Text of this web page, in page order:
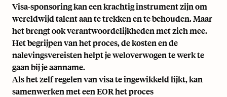
Visa-sponsoring kan een krachtig instrument zijn om
wereldwijd talent aan te trekken en te behouden. Maar
het brengt ook verantwoordelijkheden met zich mee.
Het begrijpen van het proces, de kosten en de
nalevingsvereisten helpt je weloverwogen te werk te
gaan bij je aanname.
Als het zelf regelen van visa te ingewikkeld lijkt, kan
samenwerken met een EOR het proces